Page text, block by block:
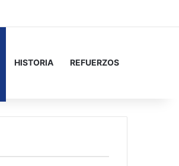
HISTORIA REFUERZOS